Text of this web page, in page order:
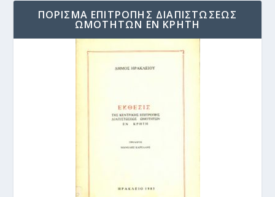
ΠΟΡΙΣΜΑ ΕΠΙΤΡΟΠΗΣ ΔΙΑΠΙΣΤΩΣΕΩΣ
ΩΜΟΤΗΤΩΝ ΕΝ ΚΡΗΤΗ